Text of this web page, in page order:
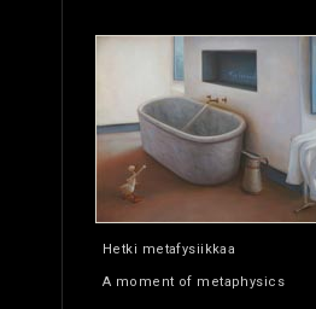
Hetki metafysiikkaa
A moment of metaphysics